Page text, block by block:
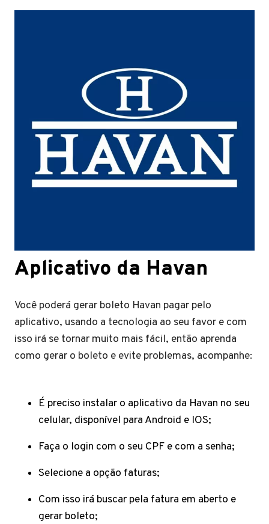
Aplicativo da Havan
Você poderá gerar boleto Havan pagar pelo
aplicativo, usando a tecnologia ao seu favor e com
isso irá se tornar muito mais fácil, então aprenda
como gerar o boleto e evite problemas, acompanhe:
É preciso instalar o aplicativo da Havan no seu
celular, disponível para Android e IOS;
Faça o login com o seu CPF e com a senha;
Selecione a opção faturas;
Com isso irá buscar pela fatura em aberto e
gerar boleto;